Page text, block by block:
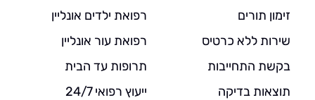
זימון תורים
שירות ללא כרטיס
בקשת התחייבות
תוצאות בדיקה
רפואת ילדים אונליין
רפואת עור אונליין
תרופות עד הבית
ייעוץ רפואי 24/7